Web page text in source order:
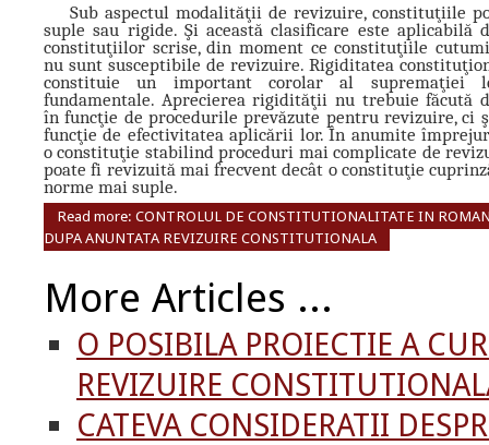
Sub aspectul modalităţii de revizuire, constituţiile
suple sau rigide. Şi această clasificare este aplicabilă
constituţiilor scrise, din moment ce constituţiile
nu sunt susceptibile de revizuire. Rigiditatea
constituie un important corolar al supremaţiei
fundamentale. Aprecierea rigidităţii nu trebuie făcută
în funcţie de procedurile prevăzute pentru revizuire, ci
funcţie de efectivitatea aplicării lor. În anumite
o constituţie stabilind proceduri mai complicate de
poate fi revizuită mai frecvent decât o constituţie
norme mai suple.
Read more: CONTROLUL DE CONSTITUTIONALITATE IN
DUPA ANUNTATA REVIZUIRE CONSTITUTIONALA
More Articles ...
O POSIBILA PROIECTIE A
REVIZUIRE
CATEVA CONSIDERATII